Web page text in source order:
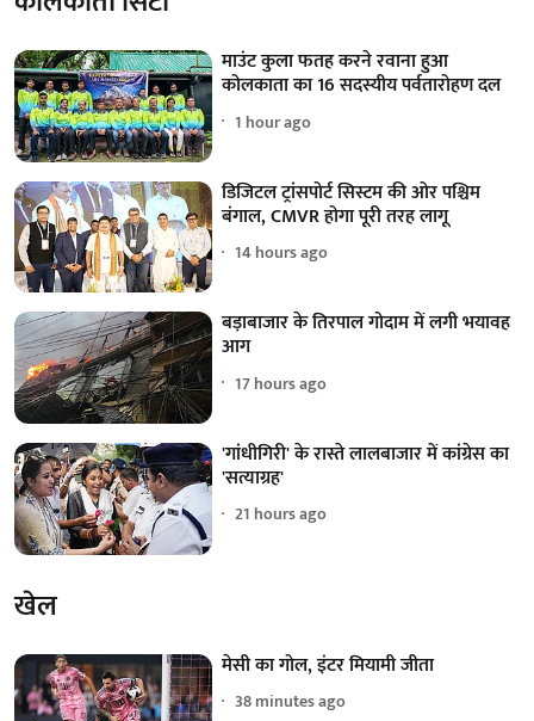
माउंट कुला फतह करने रवाना हुआ
कोलकाता का 16 सदस्यीय पर्वतारोहण दल
1 hour ago
डिजिटल ट्रांसपोर्ट सिस्टम की ओर पश्चिम
बंगाल, CMVR होगा पूरी तरह लागू
14 hours ago
बड़ाबाजार के तिरपाल गोदाम में लगी भयावह
आग
17 hours ago
'गांधीगिरी' के रास्ते लालबाजार में कांग्रेस का
'सत्याग्रह'
21 hours ago
खेल
मेसी का गोल, इंटर मियामी जीता
38 minutes ago